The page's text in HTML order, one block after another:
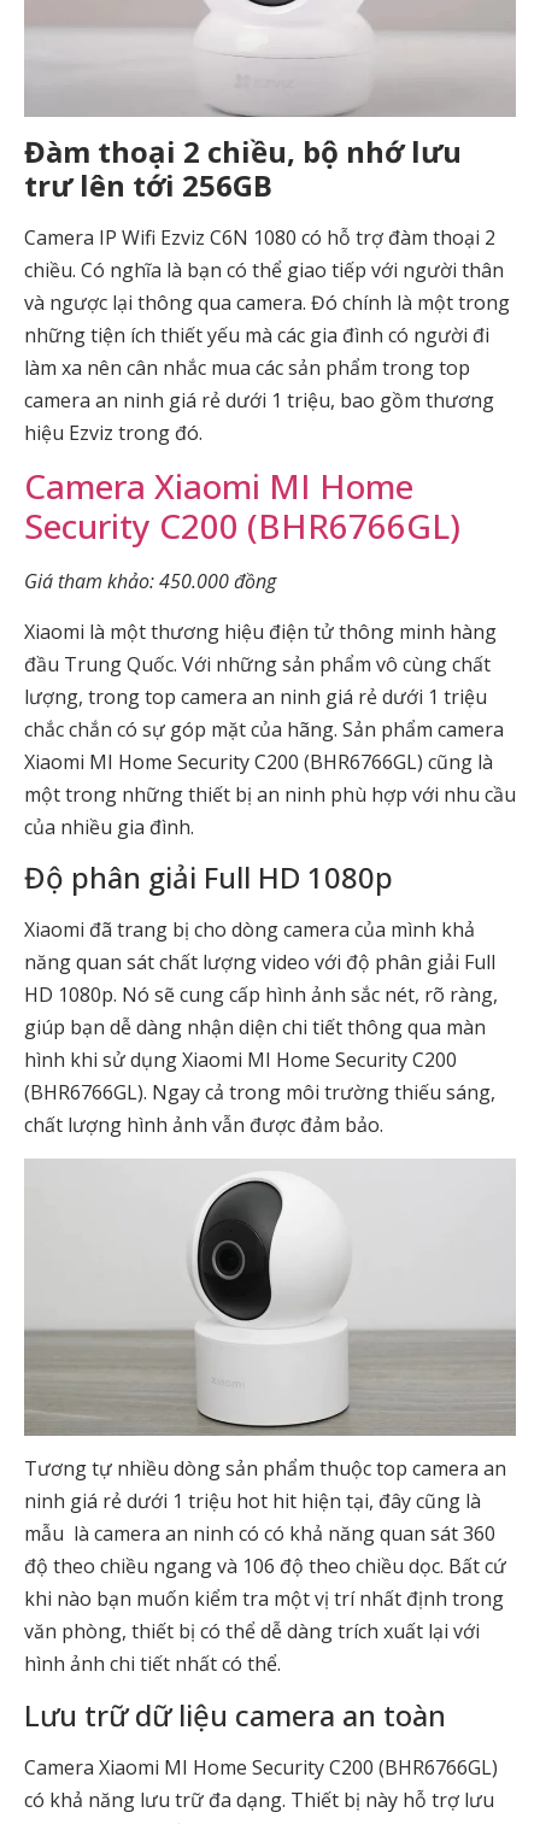
Đàm thoại 2 chiều, bộ nhớ lưu
trư lên tới 256GB
Camera IP Wifi Ezviz C6N 1080 có hỗ trợ đàm thoại 2
chiều. Có nghĩa là bạn có thể giao tiếp với người thân
và ngược lại thông qua camera. Đó chính là một trong
những tiện ích thiết yếu mà các gia đình có người đi
làm xa nên cân nhắc mua các sản phẩm trong top
camera an ninh giá rẻ dưới 1 triệu, bao gồm thương
hiệu Ezviz trong đó.
Camera Xiaomi MI Home
Security C200 (BHR6766GL)
Giá tham khảo: 450.000 đồng
Xiaomi là một thương hiệu điện tử thông minh hàng
đầu Trung Quốc. Với những sản phẩm vô cùng chất
lượng, trong top camera an ninh giá rẻ dưới 1 triệu
chắc chắn có sự góp mặt của hãng. Sản phẩm camera
Xiaomi MI Home Security C200 (BHR6766GL) cũng là
một trong những thiết bị an ninh phù hợp với nhu cầu
của nhiều gia đình.
Độ phân giải Full HD 1080p
Xiaomi đã trang bị cho dòng camera của mình khả
năng quan sát chất lượng video với độ phân giải Full
HD 1080p. Nó sẽ cung cấp hình ảnh sắc nét, rõ ràng,
giúp bạn dễ dàng nhận diện chi tiết thông qua màn
hình khi sử dụng Xiaomi MI Home Security C200
(BHR6766GL). Ngay cả trong môi trường thiếu sáng,
chất lượng hình ảnh vẫn được đảm bảo.
Tương tự nhiều dòng sản phẩm thuộc top camera an
ninh giá rẻ dưới 1 triệu hot hit hiện tại, đây cũng là
mẫu là camera an ninh có có khả năng quan sát 360
độ theo chiều ngang và 106 độ theo chiều dọc. Bất cứ
khi nào bạn muốn kiểm tra một vị trí nhất định trong
văn phòng, thiết bị có thể dễ dàng trích xuất lại với
hình ảnh chi tiết nhất có thể.
Lưu trữ dữ liệu camera an toàn
Camera Xiaomi MI Home Security C200 (BHR6766GL)
có khả năng lưu trữ đa dạng. Thiết bị này hỗ trợ lưu